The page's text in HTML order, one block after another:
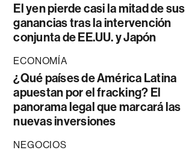
El yen pierde casi la mitad de sus
ganancias tras la intervención
conjunta de EE.UU. y Japón
ECONOMÍA
¿Qué países de América Latina
apuestan por el fracking? El
panorama legal que marcará las
nuevas inversiones
NEGOCIOS